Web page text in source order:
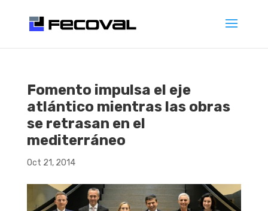
Fomento impulsa el eje
atlántico mientras las obras
se retrasan en el
mediterráneo
Oct 21, 2014